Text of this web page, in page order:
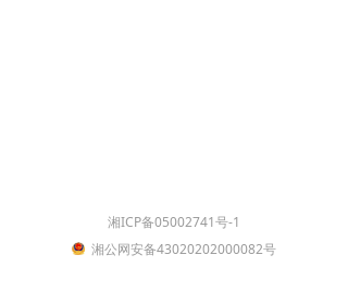
湘ICP备05002741号-1
湘公网安备43020202000082号